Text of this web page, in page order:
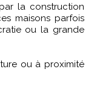
la construction
maisons parfois
ou la grande
ou à proximité